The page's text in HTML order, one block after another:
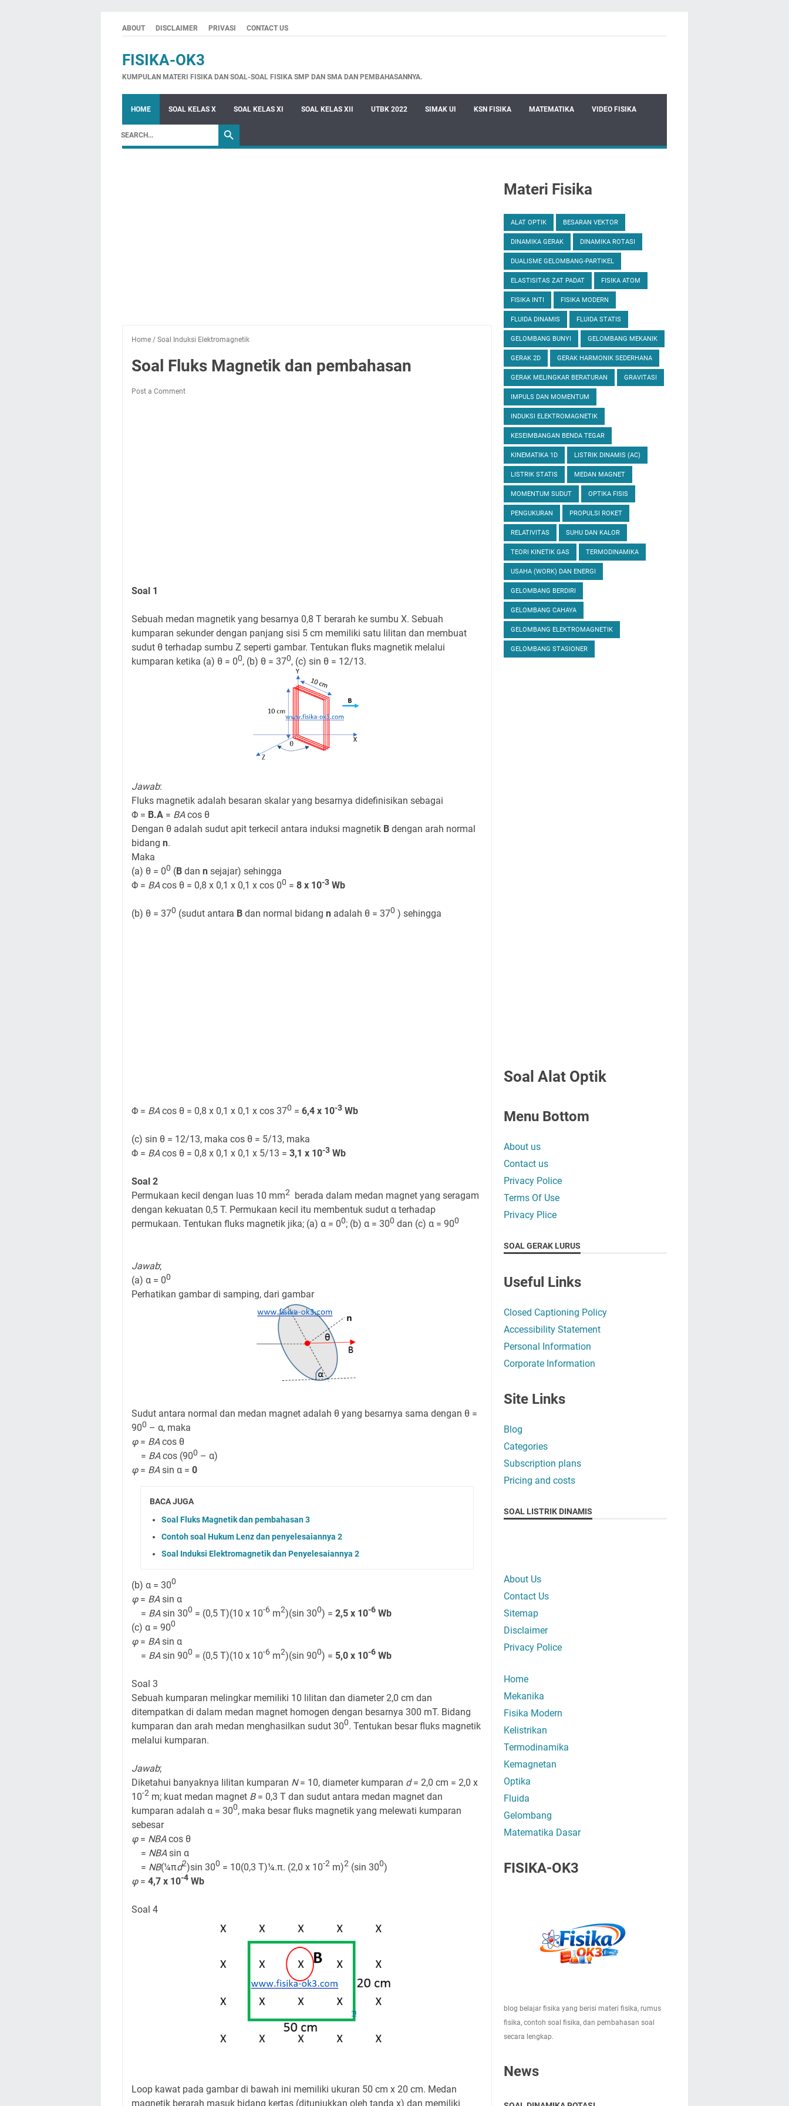
ABOUT DISCLAIMER PRIVASI CONTACT US
FISIKA-OK3
KUMPULAN MATERI FISIKA DAN SOAL-SOAL FISIKA SMP DAN SMA DAN PEMBAHASANNYA.
HOME SOAL KELAS X SOAL KELAS XI SOAL KELAS XII UTBK 2022 SIMAK UI KSN FISIKA MATEMATIKA VIDEO FISIKA
Home / Soal Induksi Elektromagnetik
Soal Fluks Magnetik dan pembahasan
Post a Comment
Soal 1
Sebuah medan magnetik yang besarnya 0,8 T berarah ke sumbu X. Sebuah
kumparan sekunder dengan panjang sisi 5 cm memiliki satu lilitan dan membuat
sudut θ terhadap sumbu Z seperti gambar. Tentukan fluks magnetik melalui
kumparan ketika (a) θ = 00, (b) θ = 370, (c) sin θ = 12/13.
Jawab:
Fluks magnetik adalah besaran skalar yang besarnya didefinisikan sebagai
Φ = B.A = BAcos θ
Dengan θ adalah sudut apit terkecil antara induksi magnetik B dengan arah normal
bidang n.
Maka
(a) θ = 00 (B dan n sejajar) sehingga
Φ = BAcos θ = 0,8 x 0,1 x 0,1 x cos 00 = 8 x 10-3 Wb
(b) θ = 370 (sudut antara B dan normal bidang n adalah θ = 370 ) sehingga
Φ = BAcos θ = 0,8 x 0,1 x 0,1 x cos 370 = 6,4 x 10-3 Wb
(c) sin θ = 12/13, maka cos θ = 5/13, maka
Φ = BAcos θ = 0,8 x 0,1 x 0,1 x 5/13 = 3,1 x 10-3 Wb
Soal 2
Permukaan kecil dengan luas 10 mm2
berada dalam medan magnet yang seragam
dengan kekuatan 0,5 T. Permukaan kecil itu membentuk sudut α terhadap
permukaan. Tentukan fluks magnetik jika; (a) α = 00; (b) α = 300 dan (c) α = 900
Jawab;
(a) α = 00
Perhatikan gambar di samping, dari gambar
Sudut antara normal dan medan magnet adalah θ yang besarnya sama dengan θ =
900 – α, maka
φ= BAcos θ
= BAcos (900 – α)
φ= BAsin α = 0
BACA JUGA
Soal Fluks Magnetik dan pembahasan 3
Contoh soal Hukum Lenz dan penyelesaiannya 2
Soal Induksi Elektromagnetik dan Penyelesaiannya 2
(b) α = 300
φ= BA sin α
= BA sin 300 = (0,5 T)(10 x 10-6 m2)(sin 300) = 2,5 x 10-6 Wb
(c) α = 900
φ= BA sin α
= BA sin 900 = (0,5 T)(10 x 10-6 m2)(sin 900) = 5,0 x 10-6 Wb
Soal 3
Sebuah kumparan melingkar memiliki 10 lilitan dan diameter 2,0 cm dan
ditempatkan di dalam medan magnet homogen dengan besarnya 300 mT. Bidang
kumparan dan arah medan menghasilkan sudut 300. Tentukan besar fluks magnetik
melalui kumparan.
Jawab;
Diketahui banyaknya lilitan kumparan N= 10, diameter kumparan d= 2,0 cm = 2,0 x
10-2 m; kuat medan magnet B= 0,3 T dan sudut antara medan magnet dan
kumparan adalah α = 300, maka besar fluks magnetik yang melewati kumparan
sebesar
φ= NBA cos θ
= NBA sin α
= NB(¼πd2)sin 300 = 10(0,3 T)¼.π. (2,0 x 10-2 m)2 (sin 300)
φ= 4,7 x 10-4 Wb
Soal 4
Loop kawat pada gambar di bawah ini memiliki ukuran 50 cm x 20 cm. Medan
magnetik berarah masuk bidang kertas (ditunjukkan oleh tanda x) dan memiliki
Materi Fisika
ALAT OPTIK BESARAN VEKTOR
DINAMIKA GERAK DINAMIKA ROTASI
DUALISME GELOMBANG-PARTIKEL
ELASTISITAS ZAT PADAT FISIKA ATOM
FISIKA INTI FISIKA MODERN
FLUIDA DINAMIS FLUIDA STATIS
GELOMBANG BUNYI GELOMBANG MEKANIK
GERAK 2D GERAK HARMONIK SEDERHANA
GERAK MELINGKAR BERATURAN GRAVITASI
IMPULS DAN MOMENTUM
INDUKSI ELEKTROMAGNETIK
KESEIMBANGAN BENDA TEGAR
KINEMATIKA 1D LISTRIK DINAMIS (AC)
LISTRIK STATIS MEDAN MAGNET
MOMENTUM SUDUT OPTIKA FISIS
PENGUKURAN PROPULSI ROKET
RELATIVITAS SUHU DAN KALOR
TEORI KINETIK GAS TERMODINAMIKA
USAHA (WORK) DAN ENERGI
GELOMBANG BERDIRI
GELOMBANG CAHAYA
GELOMBANG ELEKTROMAGNETIK
GELOMBANG STASIONER
Soal Alat Optik
Menu Bottom
About us
Contact us
Privacy Police
Terms Of Use
Privacy Plice
SOAL GERAK LURUS
Useful Links
Closed Captioning Policy
Accessibility Statement
Personal Information
Corporate Information
Site Links
Blog
Categories
Subscription plans
Pricing and costs
SOAL LISTRIK DINAMIS
About Us
Contact Us
Sitemap
Disclaimer
Privacy Police
Home
Mekanika
Fisika Modern
Kelistrikan
Termodinamika
Kemagnetan
Optika
Fluida
Gelombang
Matematika Dasar
FISIKA-OK3
blog belajar fisika yang berisi materi fisika, rumus
fisika, contoh soal fisika, dan pembahasan soal
secara lengkap.
News